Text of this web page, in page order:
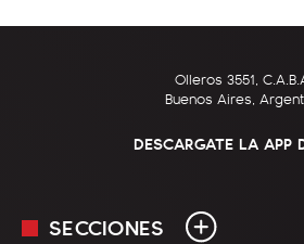
Olleros 3551,
Buenos Aires,
DESCARGATE LA APP
SECCIONES